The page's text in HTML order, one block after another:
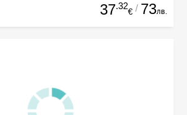
37.32
€ / 73лв.